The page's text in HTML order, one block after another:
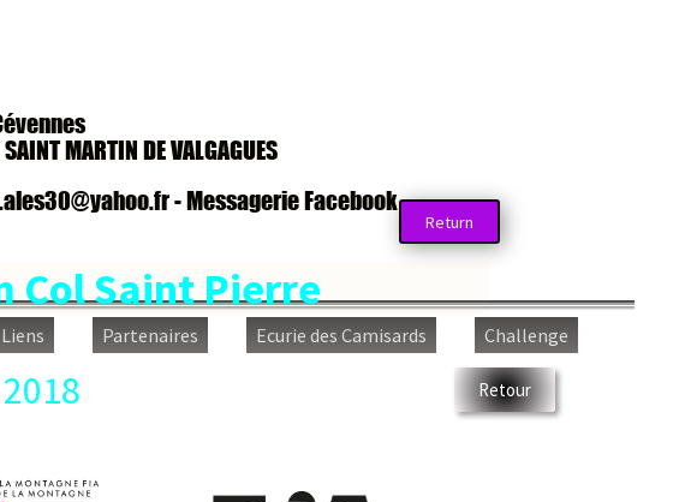
Partenaires Ecurie des Camisards Challenge
Retour
MARTIN DE VALGAGUES
- Messagerie Facebook
Return
Saint Pierre